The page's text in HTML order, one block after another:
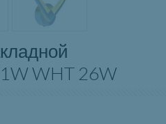
WHT 26W